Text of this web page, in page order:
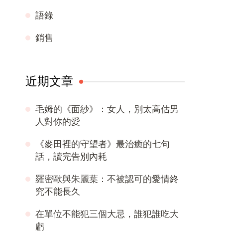
語錄
銷售
近期文章
毛姆的《面紗》：女人，別太高估男
人對你的愛
《麥田裡的守望者》最治癒的七句
話，讀完告別內耗
羅密歐與朱麗葉：不被認可的愛情終
究不能長久
在單位不能犯三個大忌，誰犯誰吃大
虧